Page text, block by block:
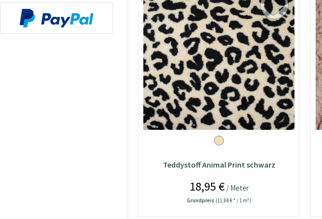
Teddystoff Animal Print schwarz
18,95 €/ Meter
Grundpreis (11,84 € * / 1 m²)